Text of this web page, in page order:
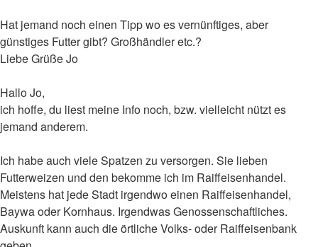
Hat jemand noch einen Tipp wo es vernünftiges, aber
günstiges Futter gibt? Großhändler etc.?
Liebe Grüße Jo
Hallo Jo,
ich hoffe, du liest meine Info noch, bzw. vielleicht nützt es
jemand anderem.
Ich habe auch viele Spatzen zu versorgen. Sie lieben
Futterweizen und den bekomme ich im Raiffeisenhandel.
Meistens hat jede Stadt irgendwo einen Raiffeisenhandel,
Baywa oder Kornhaus. Irgendwas Genossenschaftliches.
Auskunft kann auch die örtliche Volks- oder Raiffeisenbank